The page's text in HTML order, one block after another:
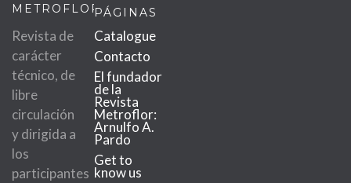
METROFLOR
Revista de
carácter
técnico, de
libre
circulación
y dirigida a
los
participantes
PÁGINAS
Catalogue
Contacto
El fundador
de la
Revista
Metroflor:
Arnulfo A.
Pardo
Get to
know us